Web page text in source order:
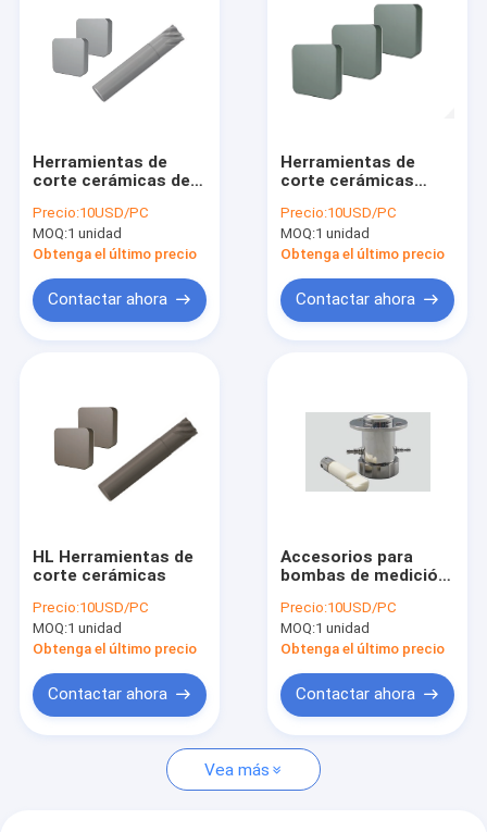
Elementos de calefacción Mosi2
Piezas de cerámica industriales
Piezas de cerámica técnicas
Dados del grafito
vidrio labrable del macor de cerámica
Material refractario
Cerámica del óxido de circonio
Medios abrasivos
herramientas del diamante
Herramientas de
corte cerámicas de
Precio:10USD/PC
MOQ:1 unidad
Obtenga el último precio
Contactar ahora
Herramientas de
corte cerámicas
Precio:10USD/PC
MOQ:1 unidad
Obtenga el último precio
Contactar ahora
HL Herramientas de
corte cerámicas
Precio:10USD/PC
MOQ:1 unidad
Obtenga el último precio
Contactar ahora
Accesorios para
bombas de medición
cerámica
Precio:10USD/PC
MOQ:1 unidad
Obtenga el último precio
Contactar ahora
Vea más